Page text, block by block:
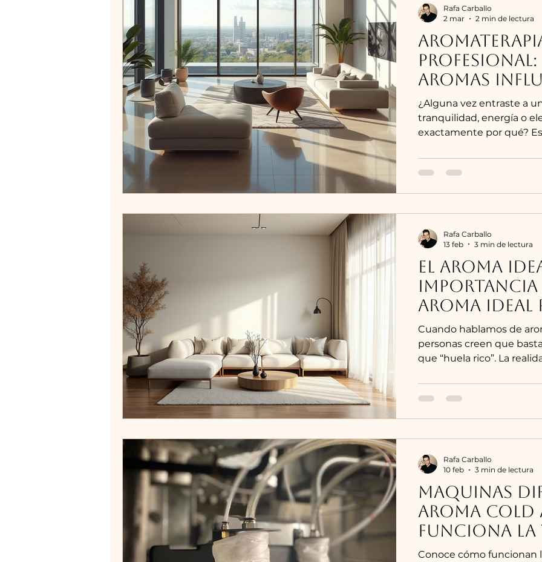
Aromas
Emociones
¿Alguna vez entraste a
tranquilidad, energía o
exactamente por qué?
del olfato está
sistema límbico del
emociones y decisiones.
fragancias. Hablamos de
En este
Rafa Carballo
2 mar
2 min de lectura
EL AROMA
importancia
aroma ideal
espacio.
Cuando hablamos de
personas creen que
que “huela rico”. La
estratégica que impacta
comportamiento y
puede transformar
producir ningún efecto.
especialistas en
Rafa Carballo
13 feb
3 min de lectura
MAQUINAS
AROMA
Funciona
GR SCENTS
Conoce cómo funcionan
Rafa Carballo
10 feb
3 min de lectura